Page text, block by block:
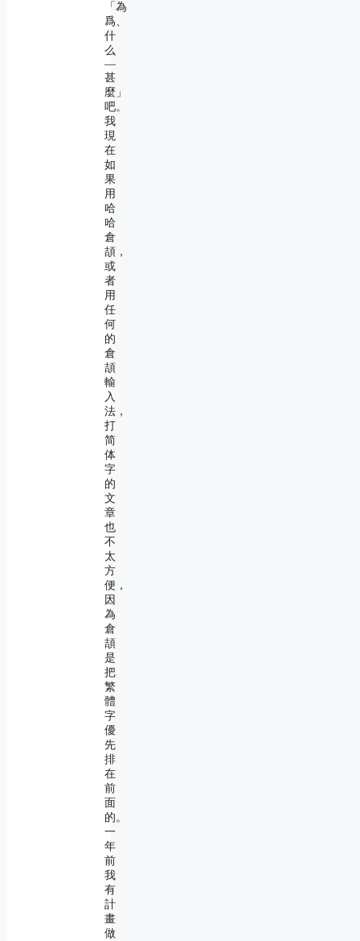
「為
爲、
什
么
―
甚
麼」
吧。
我
現
在
如
果
用
哈
哈
倉
頡，
或
者
用
任
何
的
倉
頡
輸
入
法，
打
简
体
字
的
文
章
也
不
太
方
便，
因
為
倉
頡
是
把
繁
體
字
優
先
排
在
前
面
的。
一
年
前
我
有
計
畫
做